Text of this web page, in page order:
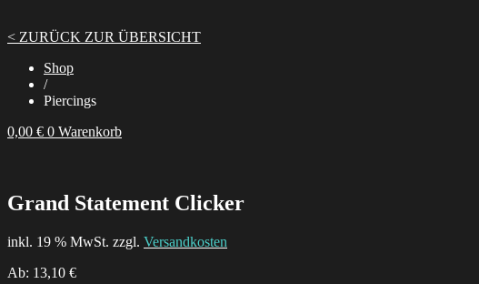
< ZURÜCK ZUR ÜBERSICHT
Shop
/
Piercings
0,00 € 0 Warenkorb
Grand Statement Clicker
inkl. 19 % MwSt. zzgl. Versandkosten
Ab: 13,10 €